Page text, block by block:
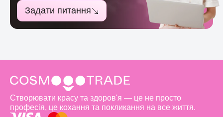
Задати питання
Створювати красу та здоров'я — це не просто
професія, це кохання та покликання на все життя.